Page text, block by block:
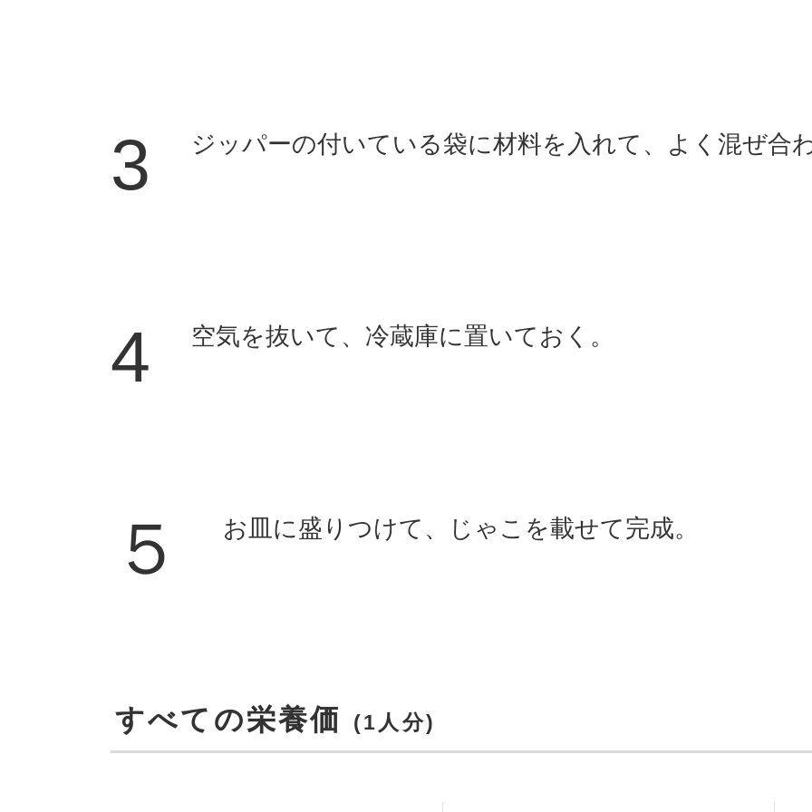
3 ジッパーの付いている袋に材料を入れて、よく混ぜ合
4 空気を抜いて、冷蔵庫に置いておく。
５ お皿に盛りつけて、じゃこを載せて完成。
すべての栄養価 (1人分)